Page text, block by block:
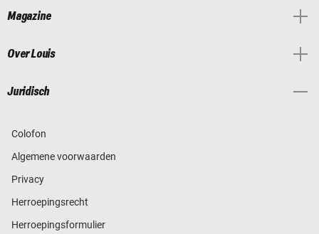
Magazine
Over Louis
Juridisch
Colofon
Algemene voorwaarden
Privacy
Herroepingsrecht
Herroepingsformulier